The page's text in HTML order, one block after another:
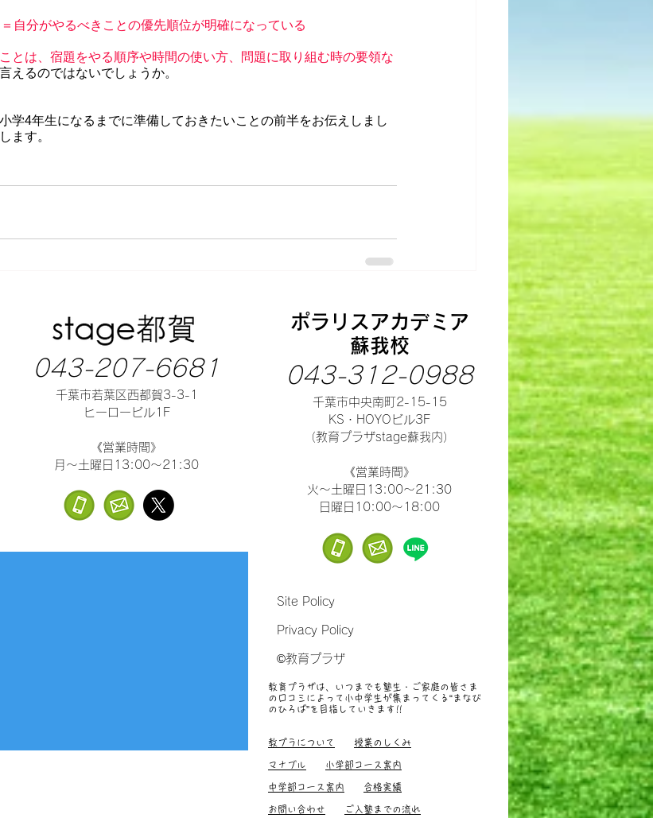
自分がやるべきことの優先順位が明確になっている
とは、宿題をやる順序や時間の使い方、問題に取り組む時の要領な
えるのではないでしょうか。
学4年生になるまでに準備しておきたいことの前半をお伝えしまし
ます。
043-207-6681
千葉市若葉区西都賀3-3-1
ヒーロービル1F
《営業時間》
月～土曜日13:00～21:30
ポラリスアカデミア
蘇我校
043-312-0988
千葉市中央南町2-15-15
​KS・HOYOビル3F
（教育プラザstage蘇我内）
​《営業時間》
火～土曜日13:00～21:30
​日曜日10:00～18:00
Site Policy
Privacy Policy
©教育プラザ
教育プラザは、いつまでも塾生・ご家庭の皆さま
の口コミによって小中学生が集まってくる“まなび
のひろば”を目指していきます !!
教プラについて 授業のしくみ
マナブル 小学部コース案内
中学部コース案内 合格実績
お問い合わせ ご入塾までの流れ